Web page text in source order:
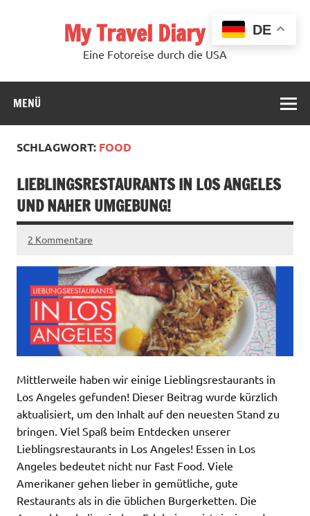
My Travel Diary USA
Eine Fotoreise durch die USA
MENÜ
SCHLAGWORT: FOOD
LIEBLINGSRESTAURANTS IN LOS ANGELES
UND NAHER UMGEBUNG!
2 Kommentare
Mittlerweile haben wir einige Lieblingsrestaurants in
Los Angeles gefunden! Dieser Beitrag wurde kürzlich
aktualisiert, um den Inhalt auf den neuesten Stand zu
bringen. Viel Spaß beim Entdecken unserer
Lieblingsrestaurants in Los Angeles! Essen in Los
Angeles bedeutet nicht nur Fast Food. Viele
Amerikaner gehen lieber in gemütliche, gute
Restaurants als in die üblichen Burgerketten. Die
DE